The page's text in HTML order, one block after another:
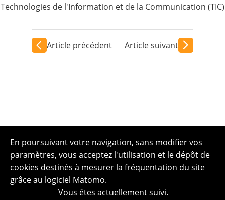
Technologies de l'Information et de la Communication (TIC)
Article précédent Article suivant
En poursuivant votre navigation, sans modifier vos
paramètres, vous acceptez l'utilisation et le dépôt de
cookies destinés à mesurer la fréquentation du site
grâce au logiciel Matomo.
Vous êtes actuellement suivi.